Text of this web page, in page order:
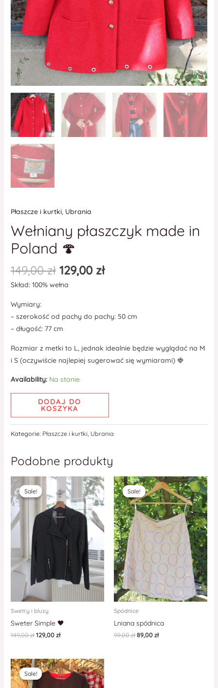
Płaszcze i kurtki, Ubrania
Wełniany płaszczyk made in
Poland 🍄
149,00zł 129,00 zł
Skład: 100% wełna
Wymiary:
– szerokość od pachy do pachy: 50 cm
– długość: 77 cm
Rozmiar z metki to L, jednak idealnie będzie wyglądać na M
i S (oczywiście najlepiej sugerować się wymiarami) 🍓
Availability: Na stanie
DODAJ DO
KOSZYKA
Kategorie: Płaszcze i kurtki, Ubrania
Podobne produkty
Sale!
Sale!
Swetry i bluzy
Sweter Simple 🖤
149,00zł 129,00zł
Sale!
Sale!
Spódnice
Lniana spódnica
99,00zł89,00zł
Sale!
Sale!